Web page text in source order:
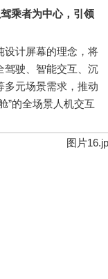
乘者为中心，引领
计屏幕的理念，将
驾驶、智能交互、沉
多元场景需求，推动
”的全场景人机交互